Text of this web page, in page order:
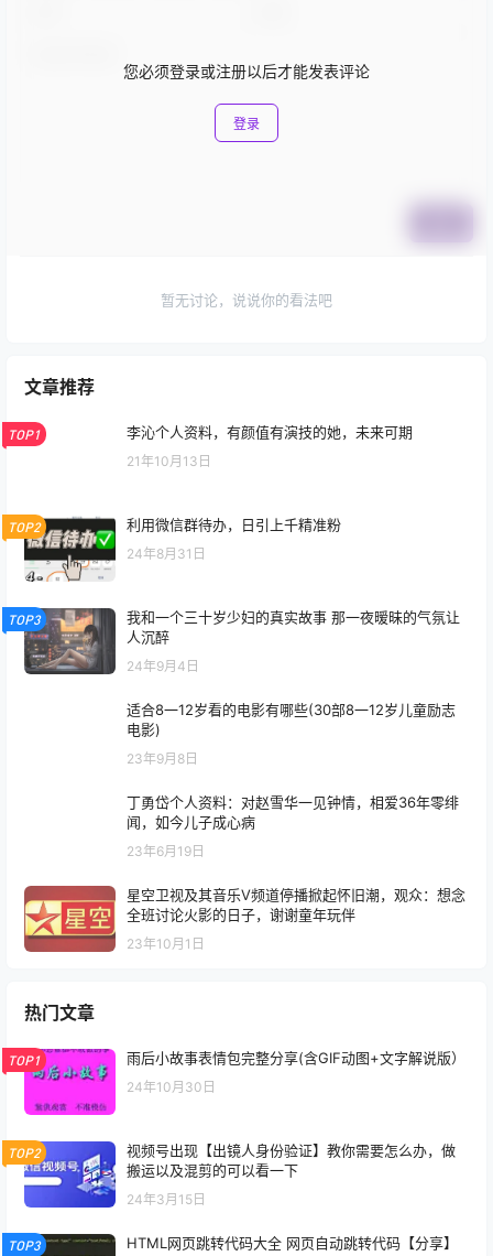
您必须登录或注册以后才能发表评论
登录
暂无讨论，说说你的看法吧
文章推荐
TOP1 李沁个人资料，有颜值有演技的她，未来可期
21年10月13日
TOP2 利用微信群待办，日引上千精准粉
24年8月31日
TOP3
我和一个三十岁少妇的真实故事 那一夜暧昧的气氛让
人沉醉
24年9月4日
适合8一12岁看的电影有哪些(30部8一12岁儿童励志
电影)
23年9月8日
丁勇岱个人资料：对赵雪华一见钟情，相爱36年零绯
闻，如今儿子成心病
23年6月19日
星空卫视及其音乐V频道停播掀起怀旧潮，观众：想念
全班讨论火影的日子，谢谢童年玩伴
23年10月1日
热门文章
TOP1 雨后小故事表情包完整分享(含GIF动图+文字解说版）
24年10月30日
TOP2
视频号出现【出镜人身份验证】教你需要怎么办，做
搬运以及混剪的可以看一下
24年3月15日
TOP3 HTML网页跳转代码大全 网页自动跳转代码【分享】